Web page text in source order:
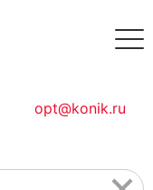
opt@konik.ru